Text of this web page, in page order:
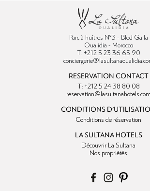
Parc à huîtres N°3 - Bled Gaïla
Oualidia - Morocco
T: +212 5 23 36 65 90
RESERVATION CONTACT
T: +212 5 24 38 80 08
reservation@lasultanahotels.com
CONDITIONS
Conditions de réservation
LA SULTANA HOTELS
Découvrir La Sultana
Nos propriétés